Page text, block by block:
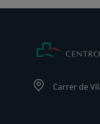
Carrer de